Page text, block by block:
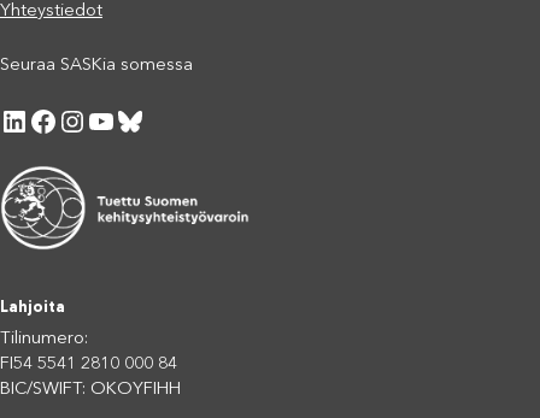
Yhteystiedot
Seuraa SASKia somessa
LinkedIn Facebook Instagram YouTube Bluesky
Lahjoita
Tilinumero:
FI54 5541 2810 000 84
BIC/SWIFT: OKOYFIHH